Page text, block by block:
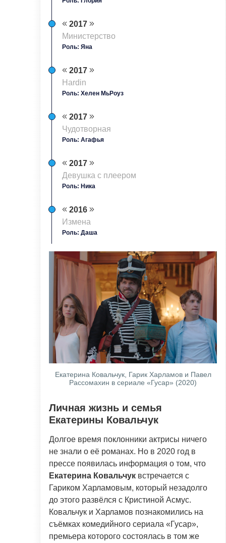
2017
Министерство
Роль: Яна
2017
Hardin
Роль: Хелен МьРоуз
2017
Чудотворная
Роль: Агафья
2017
Девушка с плеером
Роль: Ника
2016
Измена
Роль: Даша
Екатерина Ковальчук, Гарик Харламов и Павел
Рассомахин в сериале «Гусар» (2020)
Личная жизнь и семья
Екатерины Ковальчук
Долгое время поклонники актрисы ничего
не знали о её романах. Но в 2020 год в
прессе появилась информация о том, что
Екатерина Ковальчук встречается с
Гариком Харламовым, который незадолго
до этого развёлся с Кристиной Асмус.
Ковальчук и Харламов познакомились на
съёмках комедийного сериала «Гусар»,
премьера которого состоялась в том же